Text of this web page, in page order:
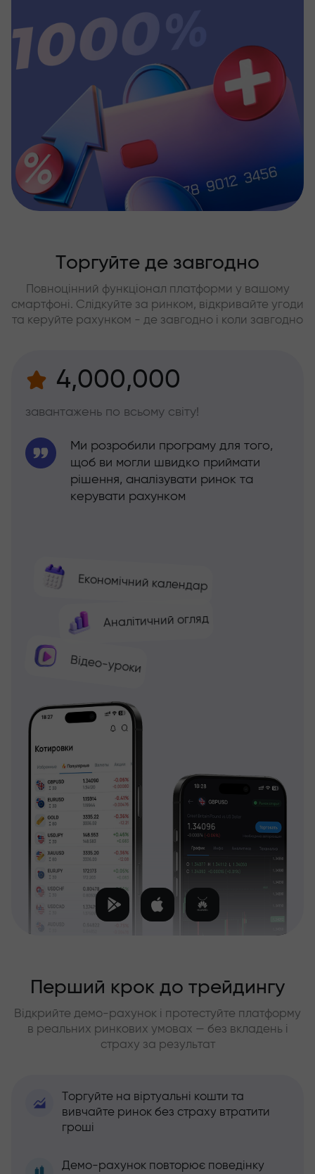
Торгуйте де завгодно
Повноцінний функціонал платформи у вашому
смартфоні. Слідкуйте за ринком, відкривайте угоди
та керуйте рахунком - де завгодно і коли завгодно
4,000,000
завантажень по всьому світу!
Економічний календар
Аналітичний огляд
Відео-уроки
Ми розробили програму для того,
щоб ви могли швидко приймати
рішення, аналізувати ринок та
керувати рахунком
Перший крок до трейдингу
Відкрийте демо-рахунок і протестуйте платформу
в реальних ринкових умовах — без вкладень і
страху за результат
Торгуйте на віртуальні кошти та
вивчайте ринок без страху втратити
гроші
Демо-рахунок повторює поведінку